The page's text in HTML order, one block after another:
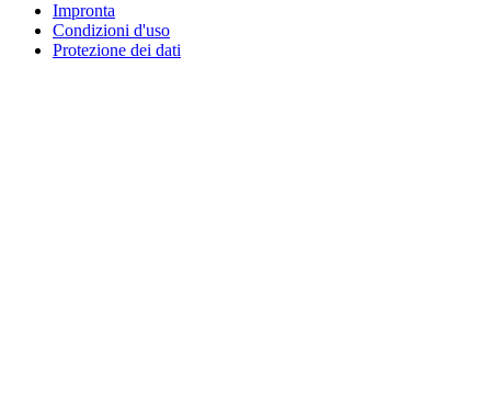
Impronta
Condizioni d'uso
Protezione dei dati